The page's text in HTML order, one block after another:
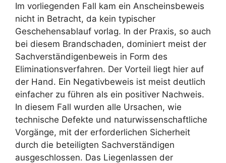
Im vorliegenden Fall kam ein Anscheinsbeweis
nicht in Betracht, da kein typischer
Geschehensablauf vorlag. In der Praxis, so auch
bei diesem Brandschaden, dominiert meist der
Sachverständigenbeweis in Form des
Eliminationsverfahren. Der Vorteil liegt hier auf
der Hand. Ein Negativbeweis ist meist deutlich
einfacher zu führen als ein positiver Nachweis.
In diesem Fall wurden alle Ursachen, wie
technische Defekte und naturwissenschaftliche
Vorgänge, mit der erforderlichen Sicherheit
durch die beteiligten Sachverständigen
ausgeschlossen. Das Liegenlassen der